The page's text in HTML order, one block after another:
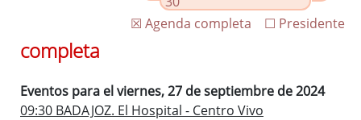
☐ Presidente
☒ Agenda completa
completa
Eventos para el viernes, 27 de septiembre de 2024
09:30 BADAJOZ. El Hospital - Centro Vivo